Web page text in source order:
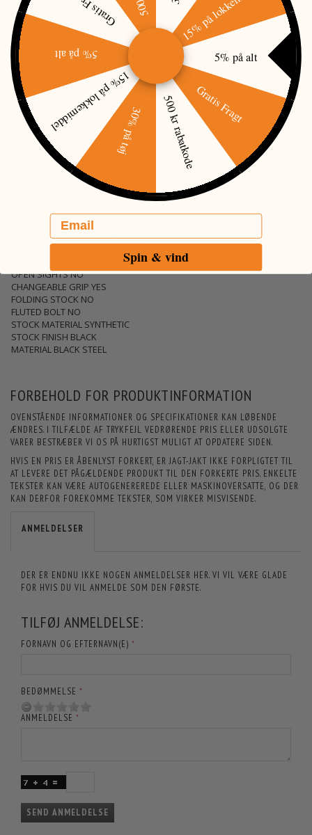
BESKRIVELSE
Let T3x gevær fra Tikka med justerbar kindpude.
10 skuds magasin
Picatinny rail standard monteret så du let kan skifte mellem dag-,
drivjagts- og natkikkert
HANDEDNESS RIGHT
WEIGHT 3.6 KG
TOTAL LENGTH 1029 MM
BARREL LENGTH 508 MM
MAGAZINE CAPACITY 10 + 1
TRIGGER SINGLE SET TRIGGER
PICATINNY RAIL 0MOA
PRODUCT CODE TFST29HL105MT
MUZZLE THREAD 5/8-24
OPEN SIGHTS NO
CHANGEABLE GRIP YES
FOLDING STOCK NO
FLUTED BOLT NO
STOCK MATERIAL SYNTHETIC
STOCK FINISH BLACK
MATERIAL BLACK STEEL
FORBEHOLD FOR PRODUKTINFORMATION
OVENSTÅENDE INFORMATIONER OG SPECIFIKATIONER KAN LØBENDE
ÆNDRES. I TILFÆLDE AF TRYKFEJL VEDRØRENDE PRIS ELLER UDSOLGTE
VARER BESTRÆBER VI OS PÅ HURTIGST MULIGT AT OPDATERE SIDEN.
HVIS EN PRIS ER ÅBENLYST FORKERT, ER JAGT-JAKT IKKE FORPLIGTET TIL
AT LEVERE DET PÅGÆLDENDE PRODUKT TIL DEN FORKERTE PRIS. ENKELTE
TEKSTER KAN VÆRE AUTOGENEREREDE ELLER MASKINOVERSATTE, OG DER
KAN DERFOR FOREKOMME TEKSTER, SOM VIRKER MISVISENDE.
ANMELDELSER
DER ER ENDNU IKKE NOGEN ANMELDELSER HER. VI VIL VÆRE GLADE
FOR HVIS DU VIL ANMELDE SOM DEN FØRSTE.
TILFØJ ANMELDELSE:
FORNAVN OG EFTERNAVN(E)
BEDØMMELSE
ANMELDELSE
SEND ANMELDELSE
5% på alt
Gratis Fragt
500 kr rabatkode
30% på tøj
15% på lokkemiddel
5% på alt
Email
Spin & vind